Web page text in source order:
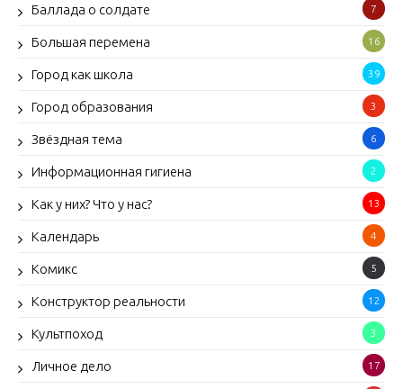
Баллада о солдате 7
Большая перемена 16
Город как школа 39
Город образования 3
Звёздная тема 6
Информационная гигиена 2
Как у них? Что у нас? 13
Календарь 4
Комикс 5
Конструктор реальности 12
Культпоход 3
Личное дело 17